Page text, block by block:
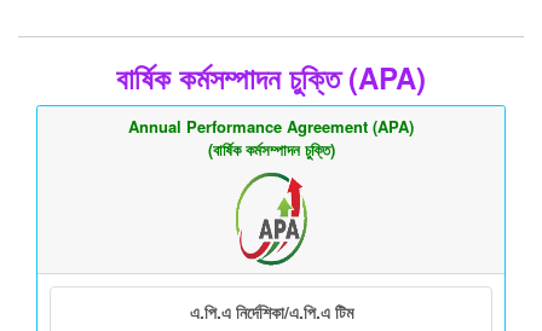
বার্ষিক কর্মসম্পাদন চুক্তি (APA)
Annual Performance Agreement (APA)
(বার্ষিক কর্মসম্পাদন চুক্তি)
এ.পি.এ নির্দেশিকা/এ.পি.এ টিম